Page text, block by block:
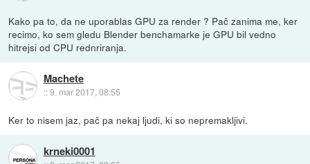
Kako pa to, da ne uporablas GPU za render ? Pač zanima me, ker
recimo, ko sem gledu Blender benchamarke je GPU bil vedno
hitrejsi od CPU rednriranja.
Machete
::9. mar 2017, 08:55
Ker to nisem jaz, pač pa nekaj ljudi, ki so nepremakljivi.
krneki0001